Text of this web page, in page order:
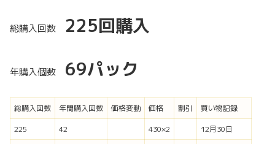
総購入回数 225回購入
年購入個数 69パック
総購入回数 年間購入回数 価格変動 価格 割引
買い物記録
225
42 430×2
12月30日